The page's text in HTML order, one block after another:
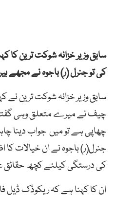
سابق وزیر خزانہ شوکت ترین کا
کی تو جنرل (ر) باجوہ نے مجھے
سابق وزیر خزانہ شوکت ترین نے
چیف نے میرے متعلق وہی
چھاپی ہے تو میں جواب دینا
جنرل(ر) باجوہ نے ان خیالات کا
کی درستگی کیلئے کچھ حقائق
ان کا کہنا ہے کہ ریکوڈک